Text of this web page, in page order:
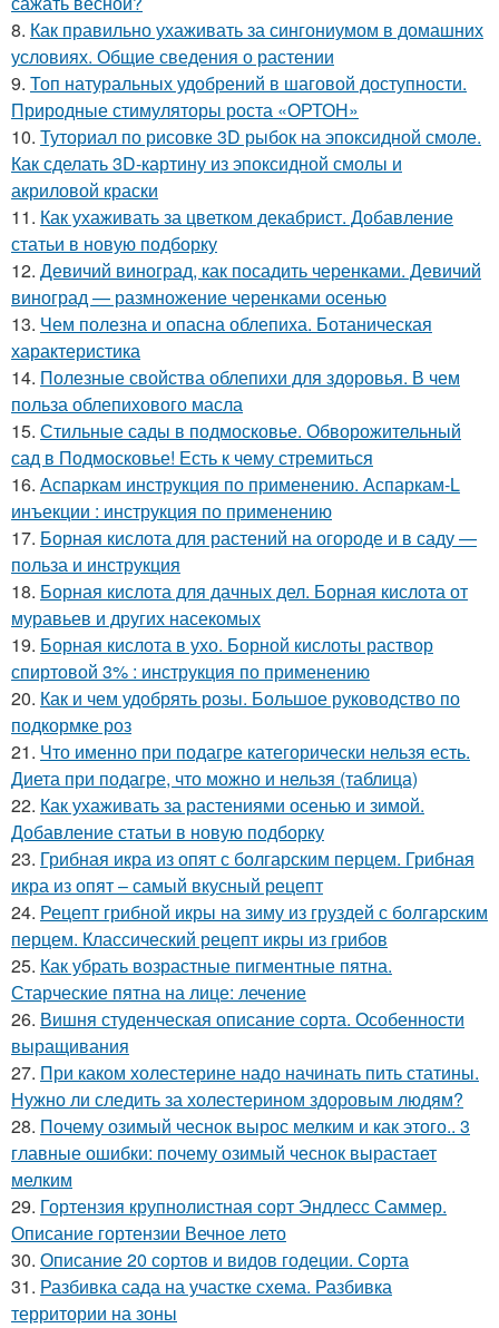
8. Как правильно ухаживать за сингониумом в домашних
условиях. Общие сведения о растении
9. Топ натуральных удобрений в шаговой доступности.
Природные стимуляторы роста «ОРТОН»
10. Туториал по рисовке 3D рыбок на эпоксидной смоле.
Как сделать 3D-картину из эпоксидной смолы и
акриловой краски
11. Как ухаживать за цветком декабрист. Добавление
статьи в новую подборку
12. Девичий виноград, как посадить черенками. Девичий
виноград — размножение черенками осенью
13. Чем полезна и опасна облепиха. Ботаническая
характеристика
14. Полезные свойства облепихи для здоровья. В чем
польза облепихового масла
15. Стильные сады в подмосковье. Обворожительный
сад в Подмосковье! Есть к чему стремиться
16. Аспаркам инструкция по применению. Аспаркам-L
инъекции : инструкция по применению
17. Борная кислота для растений на огороде и в саду —
польза и инструкция
18. Борная кислота для дачных дел. Борная кислота от
муравьев и других насекомых
19. Борная кислота в ухо. Борной кислоты раствор
спиртовой 3% : инструкция по применению
20. Как и чем удобрять розы. Большое руководство по
подкормке роз
21. Что именно при подагре категорически нельзя есть.
Диета при подагре, что можно и нельзя (таблица)
22. Как ухаживать за растениями осенью и зимой.
Добавление статьи в новую подборку
23. Грибная икра из опят с болгарским перцем. Грибная
икра из опят – самый вкусный рецепт
24. Рецепт грибной икры на зиму из груздей с болгарским
перцем. Классический рецепт икры из грибов
25. Как убрать возрастные пигментные пятна.
Старческие пятна на лице: лечение
26. Вишня студенческая описание сорта. Особенности
выращивания
27. При каком холестерине надо начинать пить статины.
Нужно ли следить за холестерином здоровым людям?
28. Почему озимый чеснок вырос мелким и как этого.. 3
главные ошибки: почему озимый чеснок вырастает
мелким
29. Гортензия крупнолистная сорт Эндлесс Саммер.
Описание гортензии Вечное лето
30. Описание 20 сортов и видов годеции. Сорта
31. Разбивка сада на участке схема. Разбивка
территории на зоны